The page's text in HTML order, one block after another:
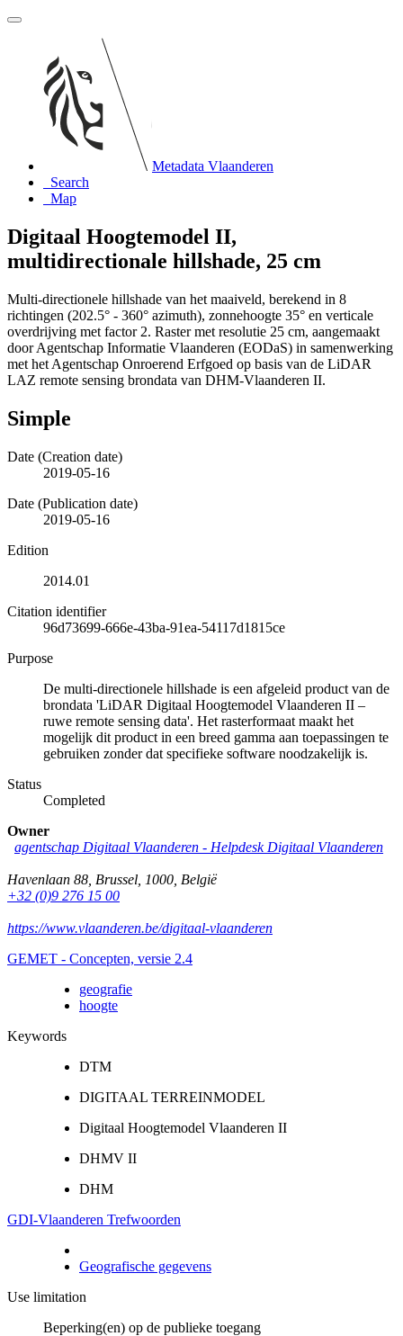
Metadata Vlaanderen
Search
Map
Digitaal Hoogtemodel II,
multidirectionale hillshade, 25 cm
Multi-directionele hillshade van het maaiveld, berekend in 8
richtingen (202.5° - 360° azimuth), zonnehoogte 35° en verticale
overdrijving met factor 2. Raster met resolutie 25 cm, aangemaakt
door Agentschap Informatie Vlaanderen (EODaS) in samenwerking
met het Agentschap Onroerend Erfgoed op basis van de LiDAR
LAZ remote sensing brondata van DHM-Vlaanderen II.
Simple
Date (Creation date)
2019-05-16
Date (Publication date)
2019-05-16
Edition
2014.01
Citation identifier
96d73699-666e-43ba-91ea-54117d1815ce
Purpose
De multi-directionele hillshade is een afgeleid product van de
brondata 'LiDAR Digitaal Hoogtemodel Vlaanderen II –
ruwe remote sensing data'. Het rasterformaat maakt het
mogelijk dit product in een breed gamma aan toepassingen te
gebruiken zonder dat specifieke software noodzakelijk is.
Status
Completed
Owner
agentschap Digitaal Vlaanderen - Helpdesk Digitaal Vlaanderen
Havenlaan 88 Brussel 1000 België
+32 (0)9 276 15 00
https://www.vlaanderen.be/digitaal-vlaanderen
GEMET - Concepten, versie 2.4
geografie
hoogte
Keywords
DTM
DIGITAAL TERREINMODEL
Digitaal Hoogtemodel Vlaanderen II
DHMV II
DHM
GDI-Vlaanderen Trefwoorden
Geografische gegevens
Use limitation
Beperking(en) op de publieke toegang